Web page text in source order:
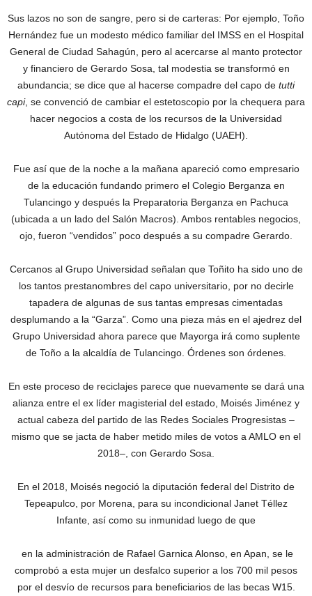
Sus lazos no son de sangre, pero si de carteras: Por ejemplo, Toño
Hernández fue un modesto médico familiar del IMSS en el Hospital
General de Ciudad Sahagún, pero al acercarse al manto protector
y financiero de Gerardo Sosa, tal modestia se transformó en
abundancia; se dice que al hacerse compadre del capo de tutti
capi, se convenció de cambiar el estetoscopio por la chequera para
hacer negocios a costa de los recursos de la Universidad
Autónoma del Estado de Hidalgo (UAEH).
Fue así que de la noche a la mañana apareció como empresario
de la educación fundando primero el Colegio Berganza en
Tulancingo y después la Preparatoria Berganza en Pachuca
(ubicada a un lado del Salón Macros). Ambos rentables negocios,
ojo, fueron “vendidos” poco después a su compadre Gerardo.
Cercanos al Grupo Universidad señalan que Toñito ha sido uno de
los tantos prestanombres del capo universitario, por no decirle
tapadera de algunas de sus tantas empresas cimentadas
desplumando a la “Garza”. Como una pieza más en el ajedrez del
Grupo Universidad ahora parece que Mayorga irá como suplente
de Toño a la alcaldía de Tulancingo. Órdenes son órdenes.
En este proceso de reciclajes parece que nuevamente se dará una
alianza entre el ex líder magisterial del estado, Moisés Jiménez y
actual cabeza del partido de las Redes Sociales Progresistas –
mismo que se jacta de haber metido miles de votos a AMLO en el
2018–, con Gerardo Sosa.
En el 2018, Moisés negoció la diputación federal del Distrito de
Tepeapulco, por Morena, para su incondicional Janet Téllez
Infante, así como su inmunidad luego de que
en la administración de Rafael Garnica Alonso, en Apan, se le
comprobó a esta mujer un desfalco superior a los 700 mil pesos
por el desvío de recursos para beneficiarios de las becas W15.